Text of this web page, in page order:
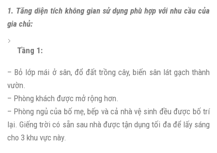
1. Tăng diện tích không gian sử dụng phù hợp với nhu cầu của
gia chủ:
Tầng 1:
– Bỏ lớp mái ở sân, đổ đất trồng cây, biến sân lát gạch thành
vườn.
– Phòng khách được mở rộng hơn.
– Phòng ngủ của bố mẹ, bếp và cả nhà vệ sinh đều được bố trí
lại. Giếng trời có sẵn sau nhà được tận dụng tối đa để lấy sáng
cho 3 khu vực này.